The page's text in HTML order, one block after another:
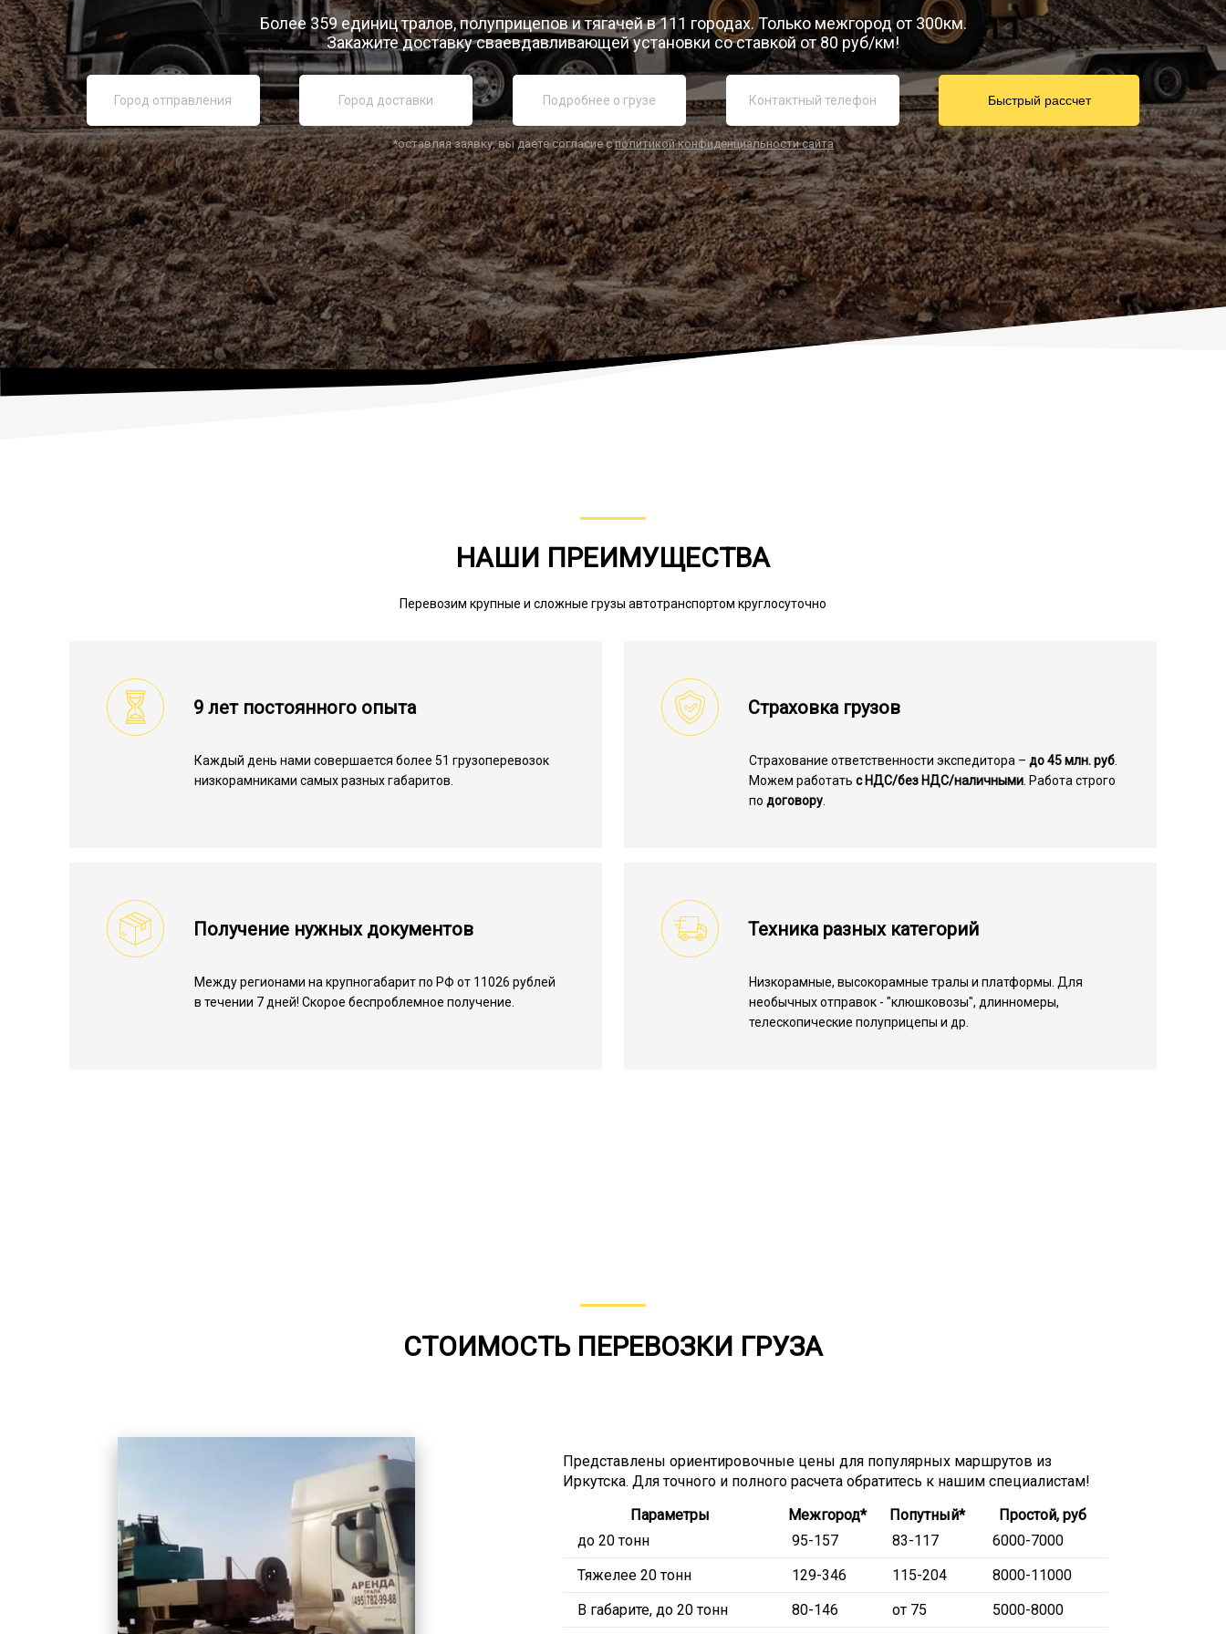
Более 359 единиц тралов, полуприцепов и тягачей в 111 городах. Только межгород от 300км.
Закажите доставку сваевдавливающей установки со ставкой от 80 руб/км!
*оставляя заявку, вы даете согласие сполитикой конфиденциальности сайта
НАШИ ПРЕИМУЩЕСТВА
Перевозим крупные и сложные грузы автотранспортом круглосуточно
9 лет постоянного опыта
Каждый день нами совершается более 51 грузоперевозок
низкорамниками самых разных габаритов.
Страховка грузов
Страхование ответственности экспедитора –до 45 млн. руб
Можем работатьс НДС/без НДС/наличными . Работа строго
подоговору
Получение нужных документов
Между регионами на крупногабарит по РФ от 11026 рублей
в течении 7 дней! Скорое беспроблемное получение.
Техника разных категорий
Низкорамные, высокорамные тралы и платформы. Для
необычных отправок - "клюшковозы", длинномеры,
телескопические полуприцепы и др.
СТОИМОСТЬ ПЕРЕВОЗКИ ГРУЗА
Представлены ориентировочные цены для популярных маршрутов из
Иркутска. Для точного и полного расчета обратитесь к нашим специалистам!
Параметры
Межгород* Попутный*
Простой, руб
до 20 тонн
95-157 83-117
6000-7000
Тяжелее 20 тонн
129-346 115-204
8000-11000
В габарите, до 20 тонн
80-146 от 75 5000-8000